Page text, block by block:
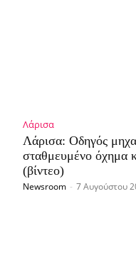
Λάρισα
Λάρισα: Οδηγός
σταθμευμένο όχημα
(βίντεο)
Newsroom - 7 Αυγούστου